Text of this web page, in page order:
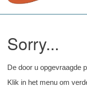
Sorry...
De door u opgevraagde
Klik in het menu om